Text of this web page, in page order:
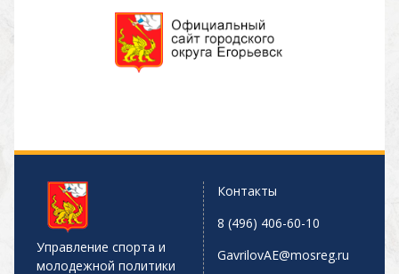
Управление спорта и
молодежной политики
Контакты
8 (496) 406-60-10
GavrilovAE@mosreg.ru